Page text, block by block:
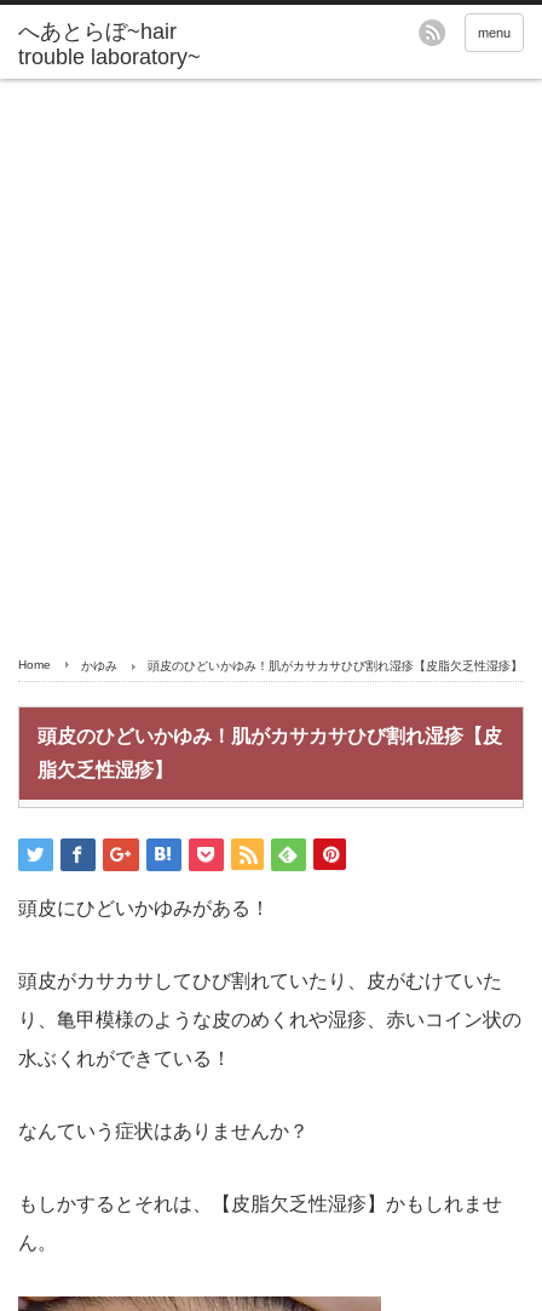
へあとらぼ~hair
trouble laboratory~
menu
Home かゆみ 頭皮のひどいかゆみ！肌がカサカサひび割れ湿疹【皮脂欠乏性湿疹】
頭皮のひどいかゆみ！肌がカサカサひび割れ湿疹【皮
脂欠乏性湿疹】
頭皮にひどいかゆみがある！
頭皮がカサカサしてひび割れていたり、皮がむけていた
り、亀甲模様のような皮のめくれや湿疹、赤いコイン状の
水ぶくれができている！
なんていう症状はありませんか？
もしかするとそれは、【皮脂欠乏性湿疹】かもしれませ
ん。